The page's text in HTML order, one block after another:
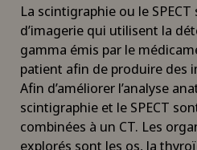
La scintigraphie ou le
d’imagerie qui utilisent la
gamma émis par le
patient afin de produire des
Afin d’améliorer l’analyse
scintigraphie et le SPECT
combinées à un CT. Les
explorés sont les os, la